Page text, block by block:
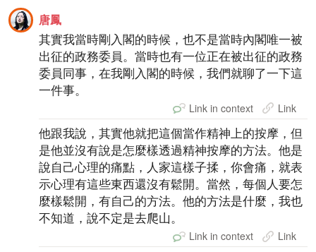
唐鳳
其實我當時剛入閣的時候，也不是當時內閣唯一被
出征的政務委員。當時也有一位正在被出征的政務
委員同事，在我剛入閣的時候，我們就聊了一下這
一件事。
Link in context Link
他跟我說，其實他就把這個當作精神上的按摩，但
是他並沒有說是怎麼樣透過精神按摩的方法。他是
說自己心理的痛點，人家這樣子揉，你會痛，就表
示心理有這些東西還沒有鬆開。當然，每個人要怎
麼樣鬆開，有自己的方法。他的方法是什麼，我也
不知道，說不定是去爬山。
Link in context Link